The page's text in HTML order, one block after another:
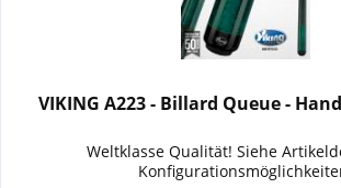
VIKING A223 - Billard Queue -
Weltklasse Qualität! Siehe